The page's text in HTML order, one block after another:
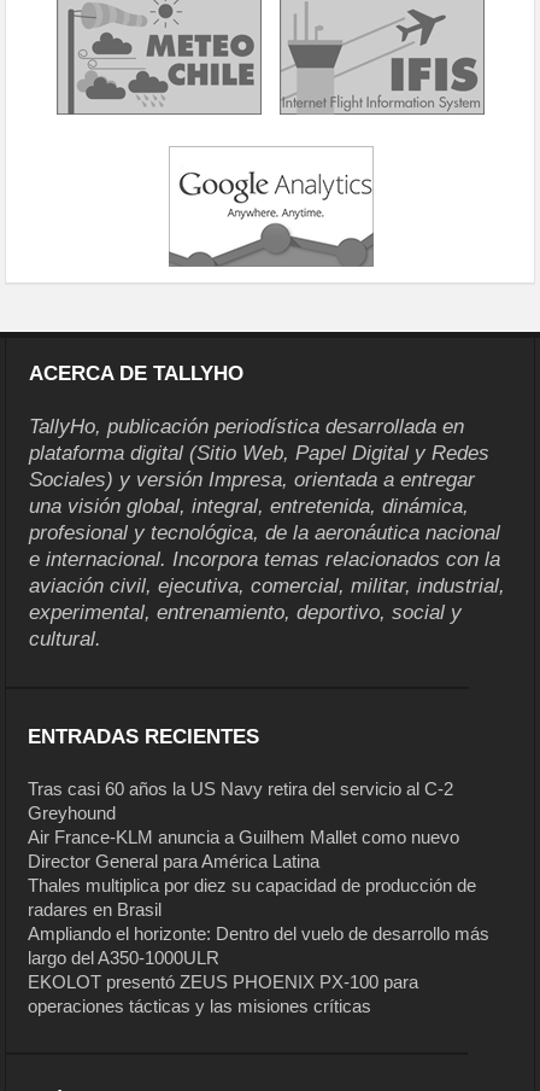
ACERCA DE TALLYHO
TallyHo, publicación periodística desarrollada en
plataforma digital (Sitio Web, Papel Digital y Redes
Sociales) y versión Impresa, orientada a entregar
una visión global, integral, entretenida, dinámica,
profesional y tecnológica, de la aeronáutica nacional
e internacional. Incorpora temas relacionados con la
aviación civil, ejecutiva, comercial, militar, industrial,
experimental, entrenamiento, deportivo, social y
cultural.
ENTRADAS RECIENTES
Tras casi 60 años la US Navy retira del servicio al C-2
Greyhound
Air France-KLM anuncia a Guilhem Mallet como nuevo
Director General para América Latina
Thales multiplica por diez su capacidad de producción de
radares en Brasil
Ampliando el horizonte: Dentro del vuelo de desarrollo más
largo del A350-1000ULR
EKOLOT presentó ZEUS PHOENIX PX-100 para
operaciones tácticas y las misiones críticas